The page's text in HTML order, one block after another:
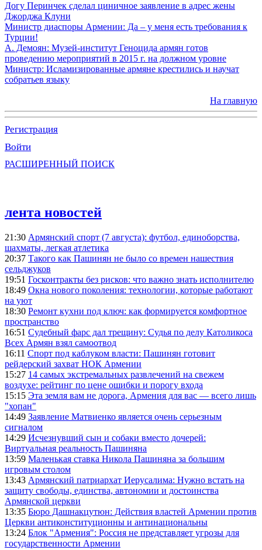
Догу Перинчек сделал циничное заявление в адрес жены
Джорджа Клуни
Министр диаспоры Армении: Да – у меня есть требования к
Турции!
А. Демоян: Музей-институт Геноцида армян готов
проведению мероприятий в 2015 г. на должном уровне
Министр: Исламизированные армяне крестились и научат
собратьев языку
На главную
Регистрация
Войти
РАСШИРЕННЫЙ ПОИСК
лента новостей
21:30 Армянский спорт (7 августа): футбол, единоборства,
шахматы, легкая атлетика
20:37 Такого как Пашинян не было со времен нашествия
сельджуков
19:51 Госконтракты без рисков: что важно знать исполнителю
18:49 Окна нового поколения: технологии, которые работают
на уют
18:30 Ремонт кухни под ключ: как формируется комфортное
пространство
16:51 Судебный фарс дал трещину: Судья по делу Католикоса
Всех Армян взял самоотвод
16:11 Спорт под каблуком власти: Пашинян готовит
рейдерский захват НОК Армении
15:27 14 самых экстремальных развлечений на свежем
воздухе: рейтинг по цене ошибки и порогу входа
15:15 Эта земля вам не дорога, Армения для вас — всего лишь
"хопан"
14:49 Заявление Матвиенко является очень серьезным
сигналом
14:29 Исчезнувший сын и собаки вместо дочерей:
Виртуальная реальность Пашиняна
13:59 Маленькая ставка Никола Пашиняна за большим
игровым столом
13:43 Армянский патриархат Иерусалима: Нужно встать на
защиту свободы, единства, автономии и достоинства
Армянской церкви
13:35 Бюро Дашнакцутюн: Действия властей Армении против
Церкви антиконституционны и антинациональны
13:24 Блок "Армения": Россия не представляет угрозы для
государственности Армении